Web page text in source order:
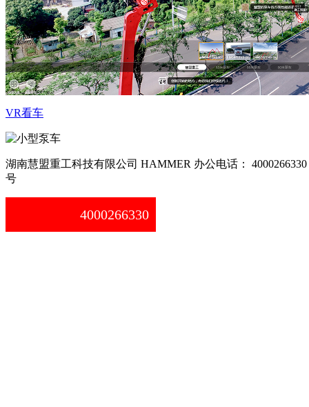
VR看车
湖南慧盟重工科技有限公司 HAMMER 办公电话：
号
4000266330